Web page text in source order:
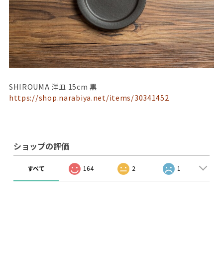
SHIROUMA 洋皿 15cm 黒
https://shop.narabiya.net/items/30341452
ショップの評価
すべて 164 2 1